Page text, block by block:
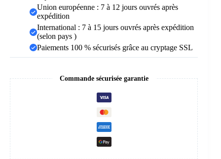
Union européenne : 7 à 12 jours ouvrés après
expédition
International : 7 à 15 jours ouvrés après expédition
(selon pays )
Paiements 100 % sécurisés grâce au cryptage SSL
Commande sécurisée garantie